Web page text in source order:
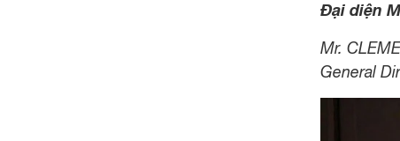
Đại diện
Mr.
General